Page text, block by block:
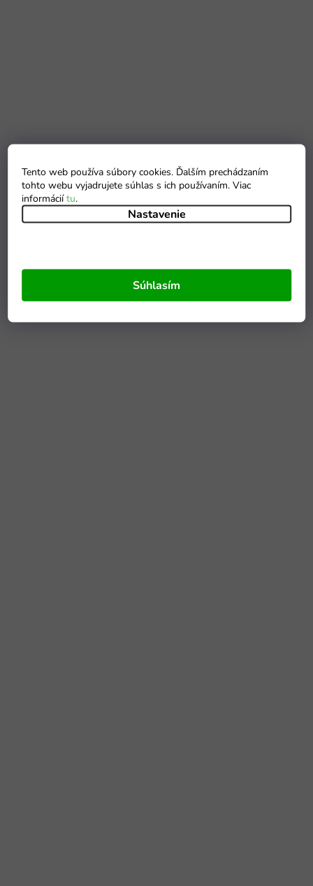
Tento web používa súbory cookies. Ďalším prechádzaním
tohto webu vyjadrujete súhlas s ich používaním. Viac
informáciítu.
Nastavenie
Súhlasím